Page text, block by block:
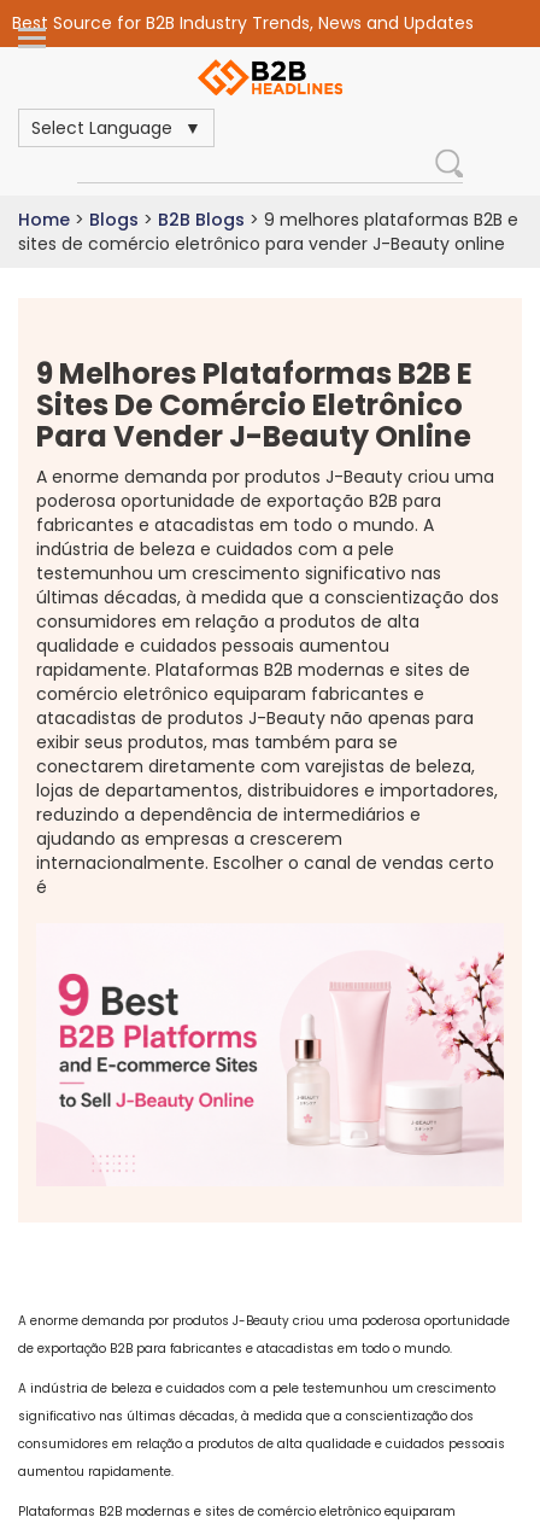
Best Source for B2B Industry Trends, News and Updates
Select Language
Home > Blogs > B2B Blogs > 9 melhores plataformas B2B e
sites de comércio eletrônico para vender J-Beauty online
9 Melhores Plataformas B2B E
Sites De Comércio Eletrônico
Para Vender J-Beauty Online
A enorme demanda por produtos J-Beauty criou uma
poderosa oportunidade de exportação B2B para
fabricantes e atacadistas em todo o mundo. A
indústria de beleza e cuidados com a pele
testemunhou um crescimento significativo nas
últimas décadas, à medida que a conscientização dos
consumidores em relação a produtos de alta
qualidade e cuidados pessoais aumentou
rapidamente. Plataformas B2B modernas e sites de
comércio eletrônico equiparam fabricantes e
atacadistas de produtos J-Beauty não apenas para
exibir seus produtos, mas também para se
conectarem diretamente com varejistas de beleza,
lojas de departamentos, distribuidores e importadores,
reduzindo a dependência de intermediários e
ajudando as empresas a crescerem
internacionalmente. Escolher o canal de vendas certo
é
A enorme demanda por produtos J-Beauty criou uma poderosa oportunidade
de exportação B2B para fabricantes e atacadistas em todo o mundo.
A indústria de beleza e cuidados com a pele testemunhou um crescimento
significativo nas últimas décadas, à medida que a conscientização dos
consumidores em relação a produtos de alta qualidade e cuidados pessoais
aumentou rapidamente.
Plataformas B2B modernas e sites de comércio eletrônico equiparam